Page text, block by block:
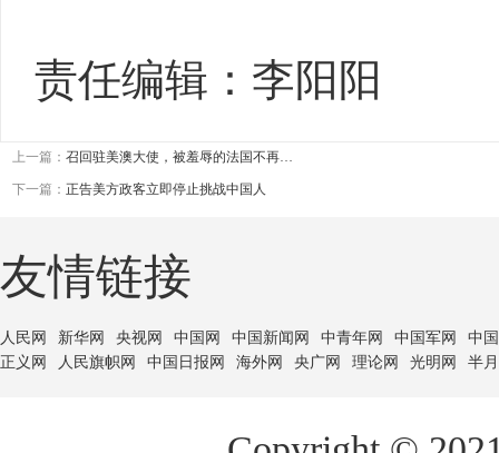
责任编辑：李阳阳
上一篇： 召回驻美澳大使，被羞辱的法国不再…
下一篇： 正告美方政客立即停止挑战中国人
友情链接
人民网 新华网 央视网 中国网 中国新闻网 中青年网 中国军网
中
正义网
人民旗帜网 中国日报网 海外网 央广网 理论网 光明网 半